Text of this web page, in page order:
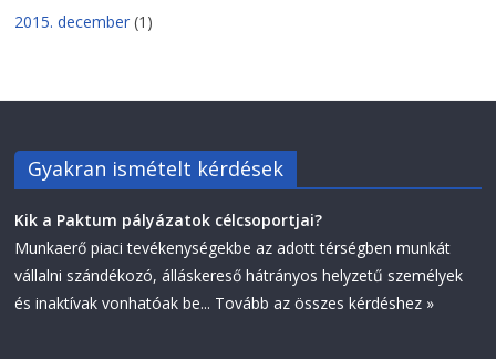
2015. december (1)
Gyakran ismételt kérdések
Kik a Paktum pályázatok célcsoportjai?
Munkaerő piaci tevékenységekbe az adott térségben munkát
vállalni szándékozó, álláskereső hátrányos helyzetű személyek
és inaktívak vonhatóak be... Tovább az összes kérdéshez »